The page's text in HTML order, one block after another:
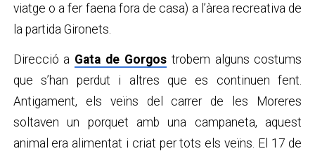
viatge o a fer faena fora de casa) a l’àrea recreativa de
la partida Gironets.
Direcció a Gata de Gorgostrobem alguns costums
que s’han perdut i altres que es continuen fent.
Antigament, els veïns del carrer de les Moreres
soltaven un porquet amb una campaneta, aquest
animal era alimentat i criat per tots els veïns. El 17 de